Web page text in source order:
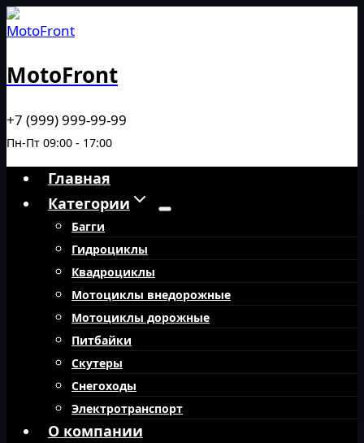
Перейти
к
MotoFront
+7 (999) 999-99-99
Пн-Пт 09:00 - 17:00
Главная
Категории
Багги
Гидроциклы
Квадроциклы
Мотоциклы внедорожные
Мотоциклы дорожные
Питбайки
Скутеры
Снегоходы
Электротранспорт
О компании